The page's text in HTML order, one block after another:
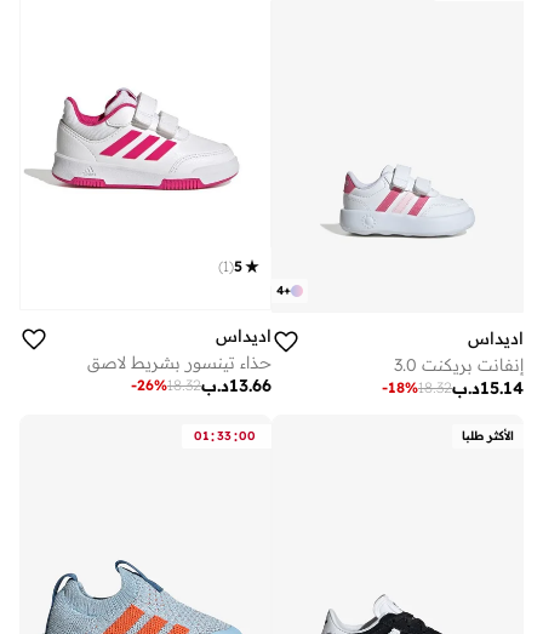
+
4
اديداس
إنفانت بريكنت 3.0
د.ب15.14
18.32
-18%
5
(
1
)
اديداس
حذاء تينسور بشريط لاصق
د.ب13.66
18.32
-26%
الأكثر طلبا 01:33:00